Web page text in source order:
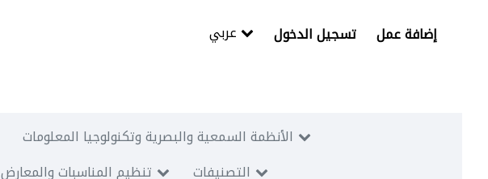
تسجيل الدخول إضافة عمل
الأنظمة السمعية والبصرية وتكنولوجيا المعلومات
تنظيم المناسبات والمعارض التصنيفات